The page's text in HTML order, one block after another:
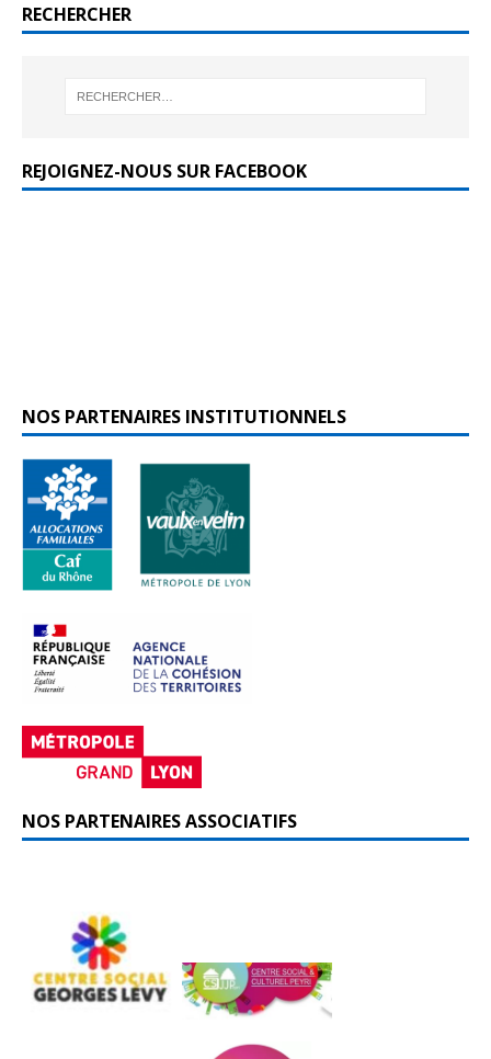
RECHERCHER
REJOIGNEZ-NOUS SUR FACEBOOK
NOS PARTENAIRES INSTITUTIONNELS
NOS PARTENAIRES ASSOCIATIFS